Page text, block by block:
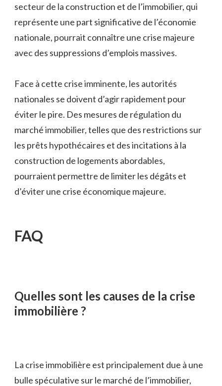
secteur de la construction et de l’immobilier, qui
représente une part significative de l’économie
nationale, pourrait connaître une crise majeure
avec des suppressions d’emplois massives.
Face à cette crise imminente, les autorités
nationales se doivent d’agir rapidement pour
éviter le pire. Des mesures de régulation du
marché immobilier, telles que des restrictions sur
les prêts hypothécaires et des incitations à la
construction de logements abordables,
pourraient permettre de limiter les dégâts et
d’éviter une crise économique majeure.
FAQ
Quelles sont les causes de la crise
immobilière ?
La crise immobilière est principalement due à une
bulle spéculative sur le marché de l’immobilier,